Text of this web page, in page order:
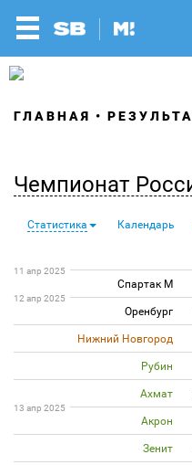
ГЛАВНАЯ
Чемпионат
Статистика Календарь
11 апр 2025
Спартак М
12 апр 2025
Оренбург
Нижний Новгород
Рубин
Ахмат
13 апр 2025
Акрон
Зенит